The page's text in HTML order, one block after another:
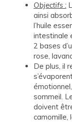
Objectifs :
ainsi
l’huile
intestinale
2 bases
rose,
De plus, il
sommeil.
doivent
camomille,